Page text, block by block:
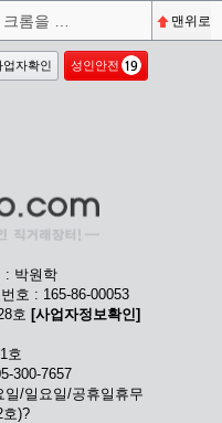
맨위로
업자확인 성인안전
: 박원학
호 : 165-86-00053
호 [사업자정보확인]
호
300-7657
/일요일/공휴일휴무
)?